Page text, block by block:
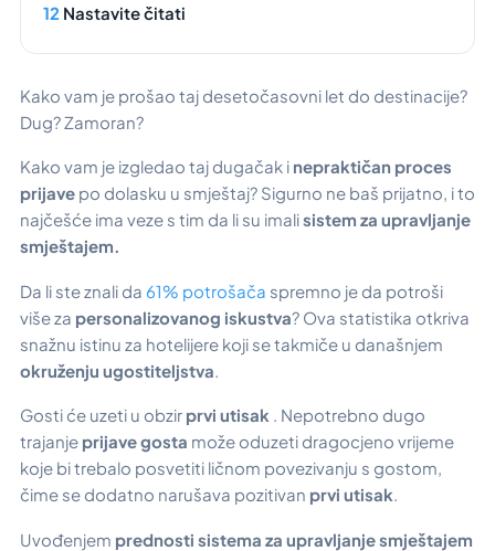
Nastavite čitati
Kako vam je prošao taj desetočasovni let do destinacije?
Dug? Zamoran?
Kako vam je izgledao taj dugačak i nepraktičan proces
prijave po dolasku u smještaj? Sigurno ne baš prijatno, i to
najčešće ima veze s tim da li su imalisistem za upravljanje
smještajem.
Da li ste znali da 61% potrošača spremno je da potroši
više za personalizovanog iskustva? Ova statistika otkriva
snažnu istinu za hotelijere koji se takmiče u današnjem
okruženju ugostiteljstva
Gosti će uzeti u obzir prvi utisak . Nepotrebno dugo
trajanje prijave gosta može oduzeti dragocjeno vrijeme
koje bi trebalo posvetiti ličnom povezivanju s gostom,
čime se dodatno narušava pozitivan prvi utisak.
Uvođenjem prednosti sistema za upravljanje smještajem